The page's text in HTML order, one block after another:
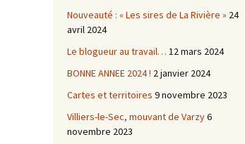
Nouveauté : « Les sires de La Rivière » 24
avril 2024
Le blogueur au travail… 12 mars 2024
BONNE ANNEE 2024 ! 2 janvier 2024
Cartes et territoires 9 novembre 2023
Villiers-le-Sec, mouvant de Varzy6
novembre 2023